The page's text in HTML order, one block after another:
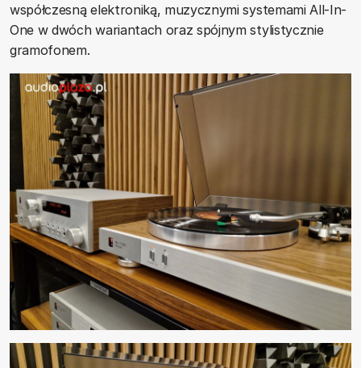
współczesną elektroniką, muzycznymi systemami All-In-
One w dwóch wariantach oraz spójnym stylistycznie
gramofonem.